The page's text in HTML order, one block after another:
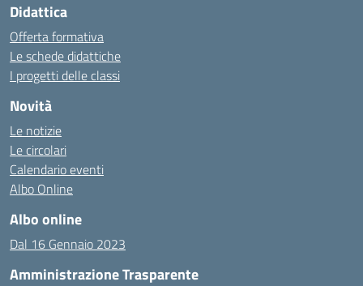
Didattica
Offerta formativa
Le schede didattiche
I progetti delle classi
Novità
Le notizie
Le circolari
Calendario eventi
Albo Online
Albo online
Dal 16 Gennaio 2023
Amministrazione Trasparente